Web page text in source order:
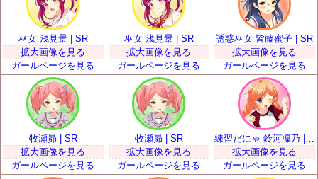
巫女 浅見景 | SR
拡大画像を見る
ガールページを見る
巫女 浅見景 | SR
拡大画像を見る
ガールページを見る
誘惑巫女 皆藤蜜子 | SR
拡大画像を見る
ガールページを見る
牧瀬昴 | SR
拡大画像を見る
ガールページを見る
牧瀬昴 | SR
拡大画像を見る
ガールページを見る
練習だにゃ 鈴河凜乃 | SR
拡大画像を見る
ガールページを見る